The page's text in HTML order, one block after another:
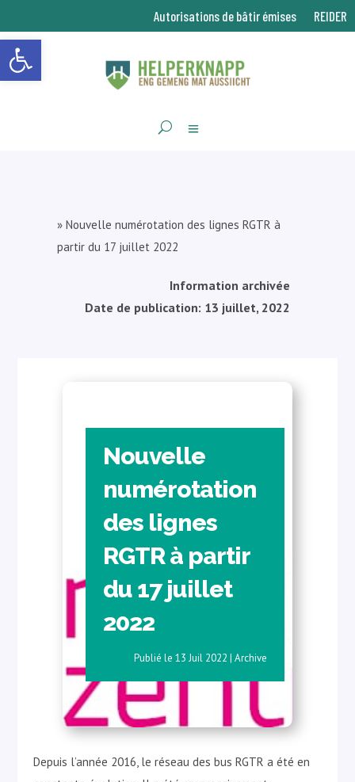
Ouvrir la barre d’outils
Autorisations de bâtir émises REIDER
» Nouvelle numérotation des lignes RGTR à
partir du 17 juillet 2022
Information archivée
Date de publication: 13 juillet, 2022
Nouvelle
numérotation
des lignes
RGTR à partir
du 17 juillet
2022
13 Juil 2022 | Archive
Depuis l’année 2016, le réseau des bus RGTR a été en